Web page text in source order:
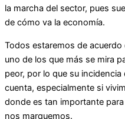
la marcha del sector, pues
de cómo va la economía.
Todos estaremos de
uno de los que más se mira
peor, por lo que su
cuenta, especialmente si
donde es tan importante
nos marquemos.